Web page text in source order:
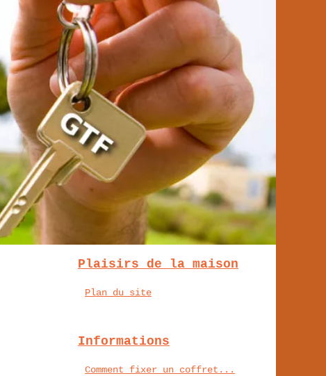
Plaisirs de la maison
Plan du site
Informations
Comment fixer un coffret...